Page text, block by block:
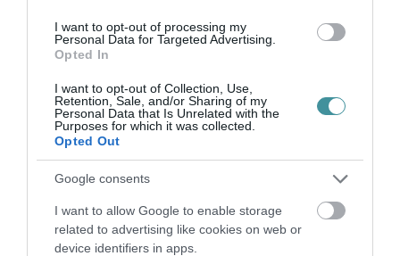
I want to opt-out of processing my
Personal Data for Targeted Advertising.
Opted In
I want to opt-out of Collection, Use,
Retention, Sale, and/or Sharing of my
Personal Data that Is Unrelated with the
Purposes for which it was collected.
Opted Out
Google consents
I want to allow Google to enable storage
related to advertising like cookies on web or
device identifiers in apps.
Ne maradjon le a legfrissebb hírekről, kövessen
bennünket az EGRI ÜGYEK Google Hírek oldalán!
VISSZA A FŐOLDALRA